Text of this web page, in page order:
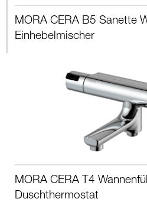
MORA CERA B5 Sanette
Einhebelmischer
MORA CERA T4
Duschthermostat